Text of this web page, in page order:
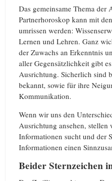
Das gemeinsame Thema
Partnerhoroskop kann mit
umrissen werden:
Lernen und Lehren. Ganz
der Zuwachs an Erkenntnis
aller Gegensätzlichkeit gibt
Ausrichtung. Sicherlich sind
bekannt, sowie für ihre
Kommunikation.
Wenn wir uns den
Ausrichtung ansehen,
Informationen sucht und der
Informationen einen
Beider Sternzeichen